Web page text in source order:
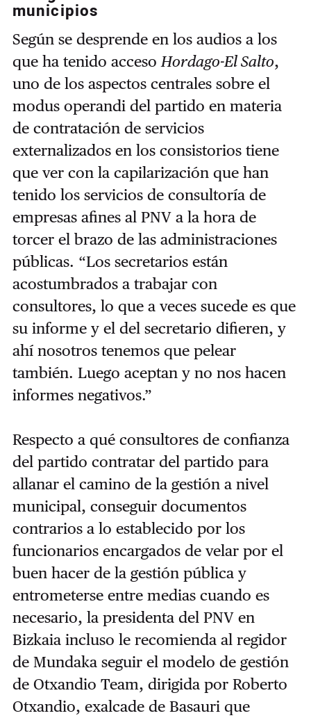
municipios
Según se desprende en los audios a los
que ha tenido acceso Hordago-El Salto,
uno de los aspectos centrales sobre el
modus operandi del partido en materia
de contratación de servicios
externalizados en los consistorios tiene
que ver con la capilarización que han
tenido los servicios de consultoría de
empresas afines al PNV a la hora de
torcer el brazo de las administraciones
públicas. “Los secretarios están
acostumbrados a trabajar con
consultores, lo que a veces sucede es que
su informe y el del secretario difieren, y
ahí nosotros tenemos que pelear
también. Luego aceptan y no nos hacen
informes negativos.”
Respecto a qué consultores de confianza
del partido contratar del partido para
allanar el camino de la gestión a nivel
municipal, conseguir documentos
contrarios a lo establecido por los
funcionarios encargados de velar por el
buen hacer de la gestión pública y
entrometerse entre medias cuando es
necesario, la presidenta del PNV en
Bizkaia incluso le recomienda al regidor
de Mundaka seguir el modelo de gestión
de Otxandio Team, dirigida por Roberto
Otxandio, exalcade de Basauri que